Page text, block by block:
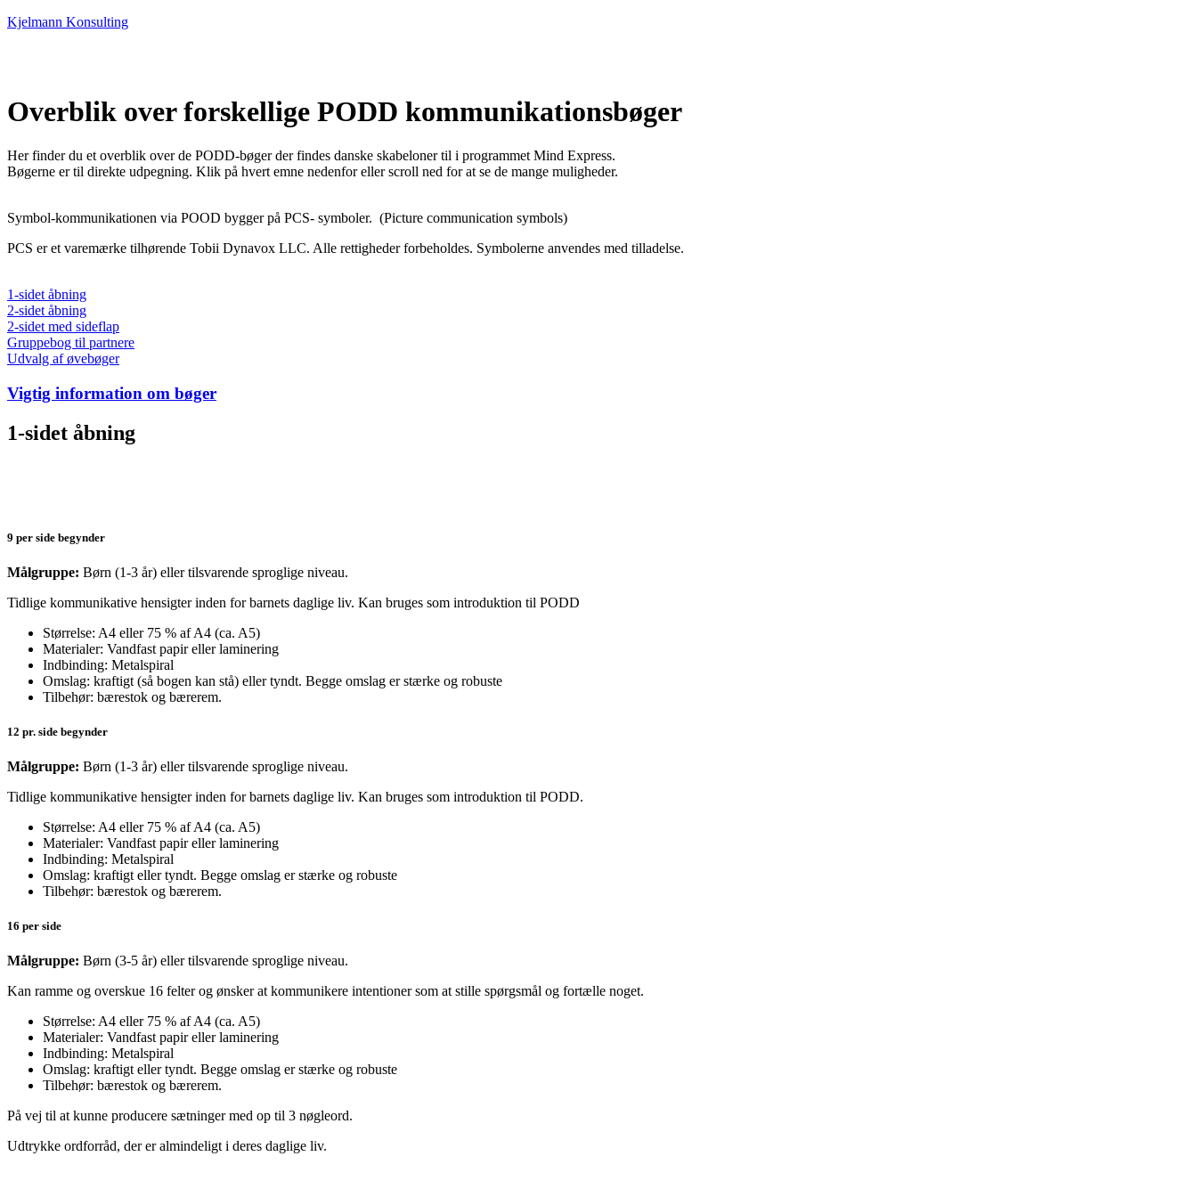
Kjelmann Konsulting
Overblik over forskellige PODD kommunikationsbøger
Her finder du et overblik over de PODD-bøger der findes danske skabeloner til i programmet Mind Express.
Bøgerne er til direkte udpegning. Klik på hvert emne nedenfor eller scroll ned for at se de mange muligheder.
Symbol-kommunikationen via POOD bygger på PCS- symboler. (Picture communication symbols)
PCS er et varemærke tilhørende Tobii Dynavox LLC. Alle rettigheder forbeholdes. Symbolerne anvendes med tilladelse.
1-sidet åbning
2-sidet åbning
2-sidet med sideflap
Gruppebog til partnere
Udvalg af øvebøger
Vigtig information om bøger
1-sidet åbning
9 per side begynder
Målgruppe: Børn (1-3 år) eller tilsvarende sproglige niveau.
Tidlige kommunikative hensigter inden for barnets daglige liv. Kan bruges som introduktion til PODD
Størrelse: A4 eller 75 % af A4 (ca. A5)
Materialer: Vandfast papir eller laminering
Indbinding: Metalspiral
Omslag: kraftigt (så bogen kan stå) eller tyndt. Begge omslag er stærke og robuste
Tilbehør: bærestok og bærerem.
12 pr. side begynder
Målgruppe: Børn (1-3 år) eller tilsvarende sproglige niveau.
Tidlige kommunikative hensigter inden for barnets daglige liv. Kan bruges som introduktion til PODD.
Størrelse: A4 eller 75 % af A4 (ca. A5)
Materialer: Vandfast papir eller laminering
Indbinding: Metalspiral
Omslag: kraftigt eller tyndt. Begge omslag er stærke og robuste
Tilbehør: bærestok og bærerem.
16 per side
Målgruppe: Børn (3-5 år) eller tilsvarende sproglige niveau.
Kan ramme og overskue 16 felter og ønsker at kommunikere intentioner som at stille spørgsmål og fortælle noget.
Størrelse: A4 eller 75 % af A4 (ca. A5)
Materialer: Vandfast papir eller laminering
Indbinding: Metalspiral
Omslag: kraftigt eller tyndt. Begge omslag er stærke og robuste
Tilbehør: bærestok og bærerem.
På vej til at kunne producere sætninger med op til 3 nøgleord.
Udtrykke ordforråd, der er almindeligt i deres daglige liv.